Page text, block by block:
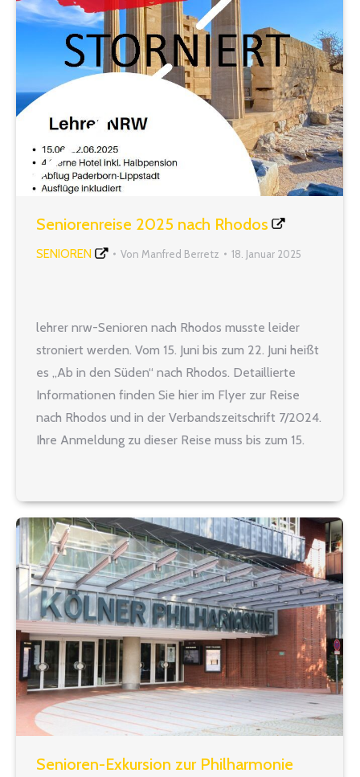
Seniorenreise 2025 nach Rhodos
SENIOREN Von Manfred Berretz 18. Januar 2025
lehrer nrw-Senioren nach Rhodos musste leider
stroniert werden. Vom 15. Juni bis zum 22. Juni heißt
es „Ab in den Süden“ nach Rhodos. Detaillierte
Informationen finden Sie hier im Flyer zur Reise
nach Rhodos und in der Verbandszeitschrift 7/2024.
Ihre Anmeldung zu dieser Reise muss bis zum 15.
Senioren-Exkursion zur Philharmonie